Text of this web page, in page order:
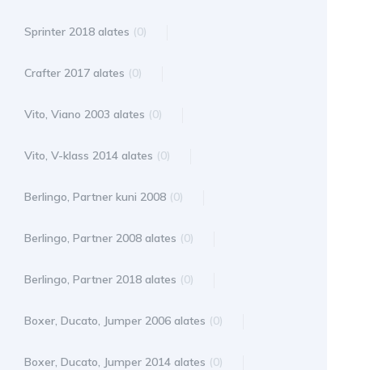
Sprinter 2018 alates (0)
Crafter 2017 alates (0)
Vito, Viano 2003 alates (0)
Vito, V-klass 2014 alates (0)
Berlingo, Partner kuni 2008 (0)
Berlingo, Partner 2008 alates (0)
Berlingo, Partner 2018 alates (0)
Boxer, Ducato, Jumper 2006 alates (0)
Boxer, Ducato, Jumper 2014 alates (0)